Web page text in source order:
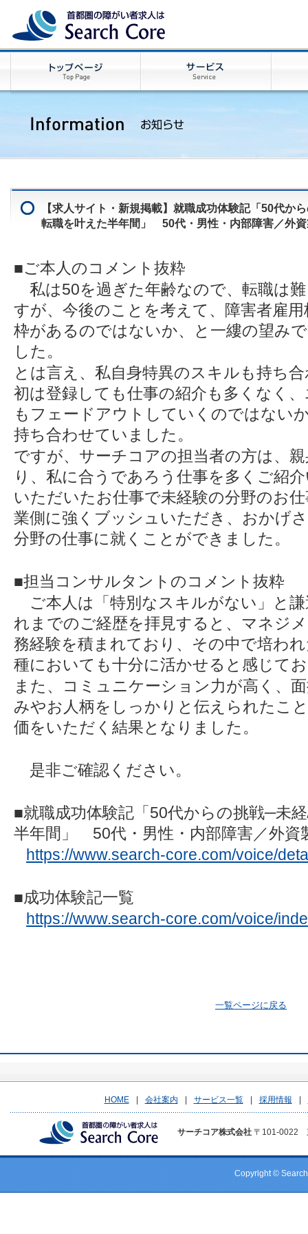
【求人サイト・新規掲載】就職成功体験記「50代か
転職を叶えた半年間」 50代・男性・内部障害／外
■ご本人のコメント抜粋
私は50を過ぎた年齢なので、転職は
すが、今後のことを考えて、障害者雇
枠があるのではないか、と一縷の望み
した。
とは言え、私自身特異のスキルも持ち
初は登録しても仕事の紹介も多くなく
もフェードアウトしていくのではない
持ち合わせていました。
ですが、サーチコアの担当者の方は、
り、私に合うであろう仕事を多くご紹
いただいたお仕事で未経験の分野のお
業側に強くブッシュいただき、おかげ
分野の仕事に就くことができました。
■担当コンサルタントのコメント抜粋
ご本人は「特別なスキルがない」と
れまでのご経歴を拝見すると、マネジ
務経験を積まれており、その中で培わ
種においても十分に活かせると感じて
また、コミュニケーション力が高く、
みやお人柄をしっかりと伝えられたこ
価をいただく結果となりました。
是非ご確認ください。
■就職成功体験記「50代からの挑戦─未
半年間」 50代・男性・内部障害／外資
https://www.search-core.com/voice/
■成功体験記一覧
https://www.search-core.com/voice/
一覧ページに戻る
HOME | 会社案内 | サービス一覧 | 採用情報 |
サーチコア株式会社 〒101-0022
Copyright ©